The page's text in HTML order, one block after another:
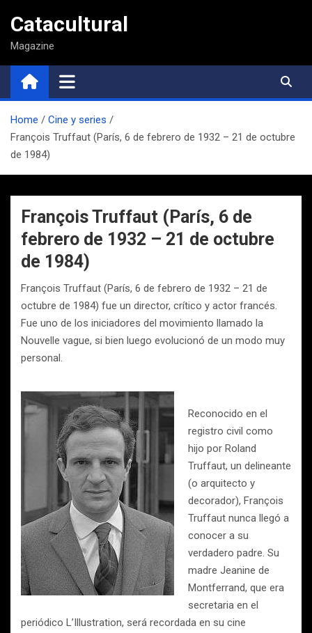
contenido
Catacultural
Magazine
Home
Cine y series
François Truffaut (París, 6 de febrero de 1932 – 21 de octubre
de 1984)
François Truffaut (París, 6 de
febrero de 1932 – 21 de octubre
de 1984)
François Truffaut (París, 6 de febrero de 1932 – 21 de
octubre de 1984) fue un director, crítico y actor francés.
Fue uno de los iniciadores del movimiento llamado la
Nouvelle vague, si bien luego evolucionó de un modo muy
personal.
Reconocido en el
registro civil como
hijo por Roland
Truffaut, un delineante
(o arquitecto y
decorador), François
Truffaut nunca llegó a
conocer a su
verdadero padre. Su
madre Jeanine de
Montferrand, que era
secretaria en el
periódico L’Illustration, será recordada en su cine